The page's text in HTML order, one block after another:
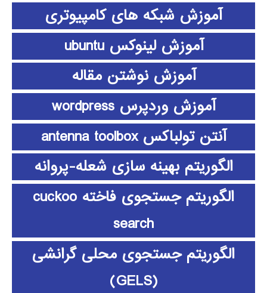
آموزش شبکه های کامپیوتری
آموزش لینوکس ubuntu
آموزش نوشتن مقاله
آموزش وردپرس wordpress
آنتن تولباکس antenna toolbox
الگوریتم بهینه سازی شعله-پروانه
الگوریتم جستجوی فاخته cuckoo
search
الگوریتم جستجوی محلی گرانشی
(GELS)